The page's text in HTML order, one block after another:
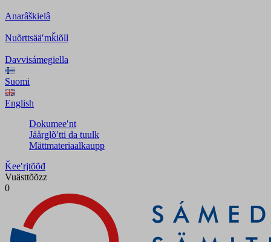
Anarâškielâ
Nuõrttsääʹmǩiõll
Davvisámegiella
Suomi
English
Dokumeeʹnt
Jåårǥlõʹtti da tuulk
Mättmateriaalkaupp
Ǩeeʹrjtõõđ
Vuästtõõzz
0